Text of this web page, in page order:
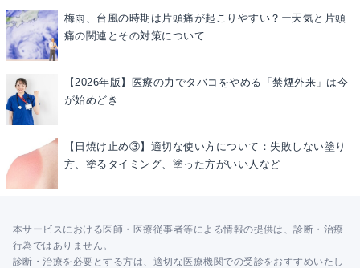
梅雨、台風の時期は片頭痛が起こりやすい？ー天気と片頭
痛の関連とその対策について
【2026年版】医療の力でタバコをやめる「禁煙外来」は今
が始めどき
【日焼け止め③】適切な使い方について：失敗しない塗り
方、塗るタイミング、塗った方がいい人など
本サービスにおける医師・医療従事者等による情報の提供は、診断・治療
行為ではありません。
診断・治療を必要とする方は、適切な医療機関での受診をおすすめいたし